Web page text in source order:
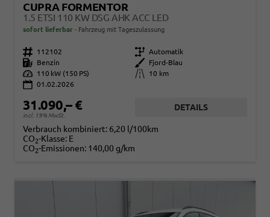
CUPRA FORMENTOR
1.5 ETSI 110 KW DSG AHK ACC LED
sofort lieferbar Fahrzeug mit Tageszulassung
Fahrzeugnr. 112102 Getriebe Automatik
Kraftstoff
Benzin Außenfarbe
Fjord-Blau
Leistung
110 kW (150 PS) Kilometerstand
10 km
01.02.2026
31.090,– €
incl. 19% MwSt.
DETAILS
Verbrauch kombiniert: 6,20 l/100km
CO2-Klasse: E
CO2-Emissionen: 140,00 g/km